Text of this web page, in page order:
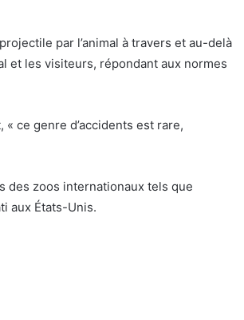
par l’animal à travers et au-delà
et les visiteurs, répondant aux normes
ce genre d’accidents est rare,
des zoos internationaux tels que
aux États-Unis.